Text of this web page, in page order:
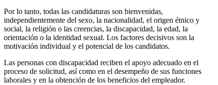
Por lo tanto, todas las candidaturas son bienvenidas,
independientemente del sexo, la nacionalidad, el origen étnico y
social, la religión o las creencias, la discapacidad, la edad, la
orientación o la identidad sexual. Los factores decisivos son la
motivación individual y el potencial de los candidatos.
Las personas con discapacidad reciben el apoyo adecuado en el
proceso de solicitud, así como en el desempeño de sus funciones
laborales y en la obtención de los beneficios del empleador.